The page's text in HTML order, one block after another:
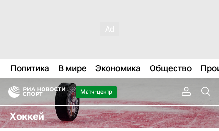
Политика В мире Экономика Общество
Матч-центр
Хоккей